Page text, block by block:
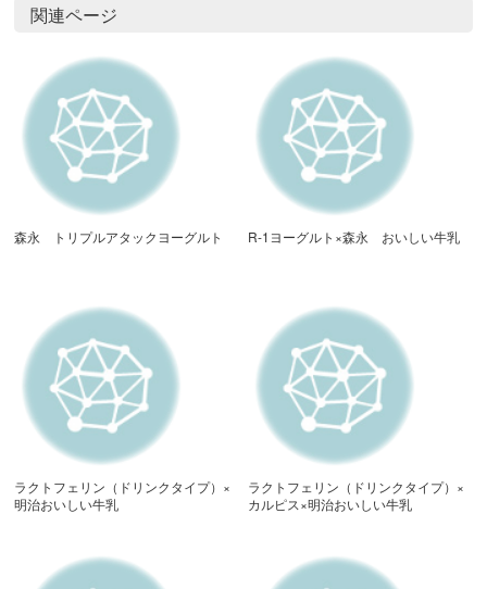
関連ページ
森永 トリプルアタックヨーグルト R-1ヨーグルト×森永 おいしい牛乳
ラクトフェリン（ドリンクタイプ）×
明治おいしい牛乳
ラクトフェリン（ドリンクタイプ）×
カルピス×明治おいしい牛乳